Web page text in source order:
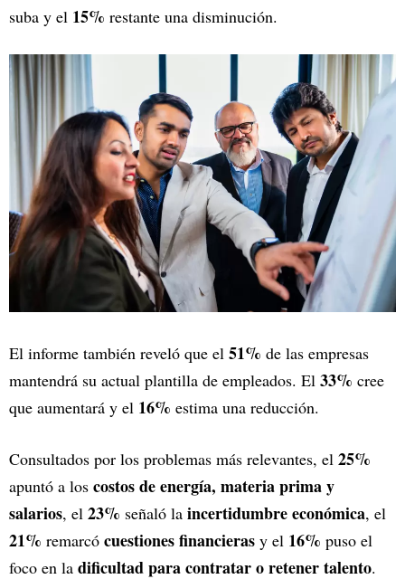
suba y el 15% restante una disminución.
El informe también reveló que el 51% de las empresas
mantendrá su actual plantilla de empleados. El 33% cree
que aumentará y el 16% estima una reducción.
Consultados por los problemas más relevantes, el 25%
apuntó a los costos de energía, materia prima y
salarios, el 23% señaló la incertidumbre económica, el
21% remarcó cuestiones financieras y el 16% puso el
foco en la dificultad para contratar o retener talento.